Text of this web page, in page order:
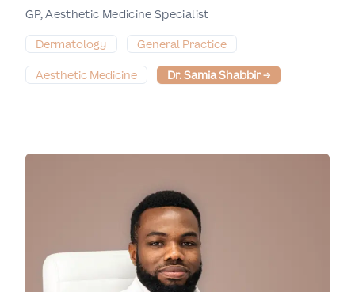
GP, Aesthetic Medicine Specialist
Dermatology
General Practice
Aesthetic Medicine Dr. Samia Shabbir→